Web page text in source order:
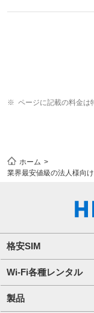
ページに記載の料金は
ホーム
業界最安値級の法人様向
格安SIM
国内通信SIM一覧
自由自在2.0プラン
Wi-Fi各種レンタル
法人のお客様トップページ
製品